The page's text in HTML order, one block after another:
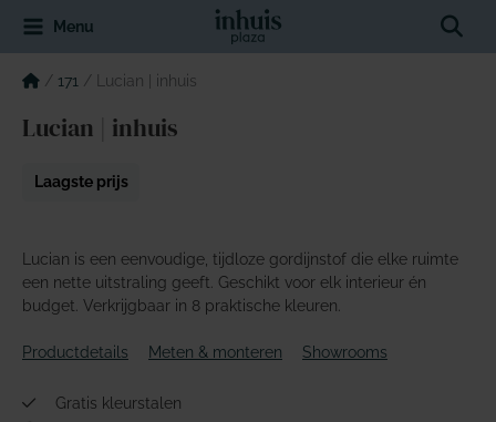
naar
inhoud
Menu
/ 171 / Lucian | inhuis
Lucian | inhuis
Laagste prijs
Lucian is een eenvoudige, tijdloze gordijnstof die elke ruimte
een nette uitstraling geeft. Geschikt voor elk interieur én
budget. Verkrijgbaar in 8 praktische kleuren.
Productdetails Meten & monteren Showrooms
Gratis kleurstalen